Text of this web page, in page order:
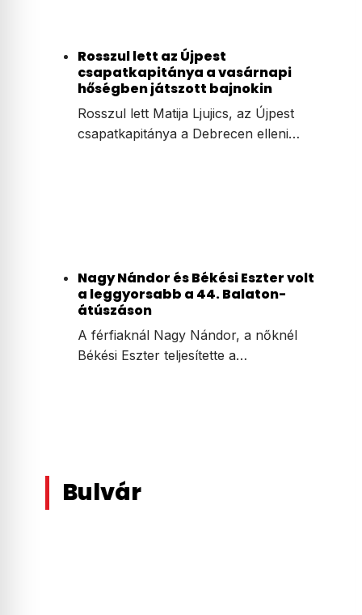
Rosszul lett az Újpest
csapatkapitánya a vasárnapi
hőségben játszott bajnokin
Rosszul lett Matija Ljujics, az Újpest
csapatkapitánya a Debrecen elleni…
Nagy Nándor és Békési Eszter volt
a leggyorsabb a 44. Balaton-
átúszáson
A férfiaknál Nagy Nándor, a nőknél
Békési Eszter teljesítette a…
Bulvár